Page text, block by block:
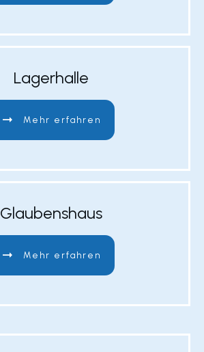
Lagerhalle
Mehr erfahren
Glaubenshaus
Mehr erfahren